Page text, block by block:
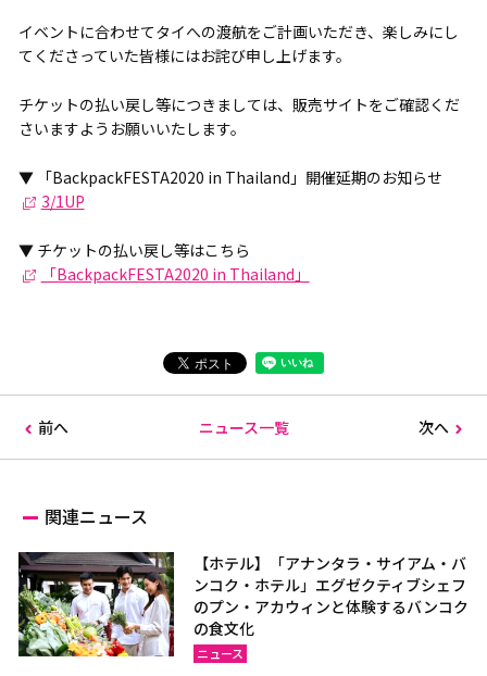
イベントに合わせてタイへの渡航をご計画いただき、楽しみにし
てくださっていた皆様にはお詫び申し上げます。
チケットの払い戻し等につきましては、販売サイトをご確認くだ
さいますようお願いいたします。
▼ 「BackpackFESTA2020 in Thailand」開催延期のお知らせ
3/1UP
▼ チケットの払い戻し等はこちら
「BackpackFESTA2020 in Thailand」
前へ ニュース一覧 次へ
関連ニュース
【ホテル】「アナンタラ・サイアム・バ
ンコク・ホテル」エグゼクティブシェフ
のプン・アカウィンと体験するバンコク
の食文化
ニュース